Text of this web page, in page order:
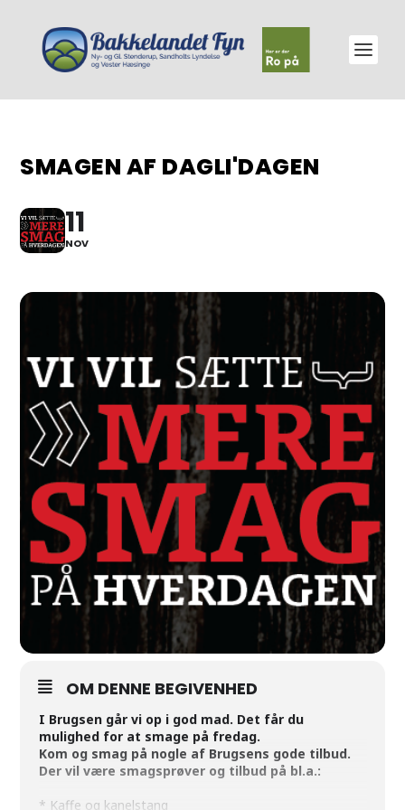
SMAGEN AF DAGLI'DAGEN
11
NOV
OM DENNE BEGIVENHED
I Brugsen går vi op i god mad. Det får du
mulighed for at smage på fredag.
Kom og smag på nogle af Brugsens gode tilbud.
Der vil være smagsprøver og tilbud på bl.a.:
* Kaffe og kanelstang